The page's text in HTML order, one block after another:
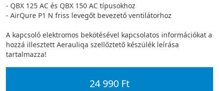
- QBX 125 AC és QBX 150 AC típusokhoz
- AirQure P1 N friss levegőt bevezető ventilátorhoz
A kapcsoló elektromos bekötésével kapcsolatos információkat a
hozzá illesztett Aerauliqa szellőztető készülék leírása
tartalmazza!
24 990 Ft